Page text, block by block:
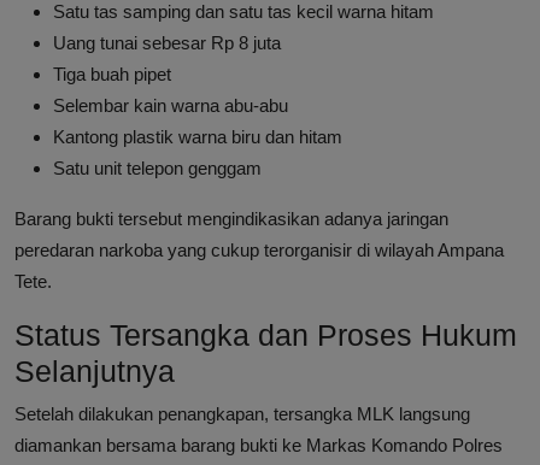
Satu tas samping dan satu tas kecil warna hitam
Uang tunai sebesar Rp 8 juta
Tiga buah pipet
Selembar kain warna abu-abu
Kantong plastik warna biru dan hitam
Satu unit telepon genggam
Barang bukti tersebut mengindikasikan adanya jaringan
peredaran narkoba yang cukup terorganisir di wilayah Ampana
Tete.
Status Tersangka dan Proses Hukum
Selanjutnya
Setelah dilakukan penangkapan, tersangka MLK langsung
diamankan bersama barang bukti ke Markas Komando Polres